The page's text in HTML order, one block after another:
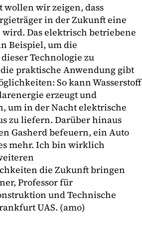
wollen wir zeigen, dass
in der Zukunft eine
wird. Das elektrisch betriebene
Beispiel, um die
Technologie zu
praktische Anwendung gibt
So kann Wasserstoff
erzeugt und
um in der Nacht elektrische
zu liefern. Darüber hinaus
Gasherd befeuern, ein Auto
mehr. Ich bin wirklich
die Zukunft bringen
Professor für
und Technische
UAS. (amo)